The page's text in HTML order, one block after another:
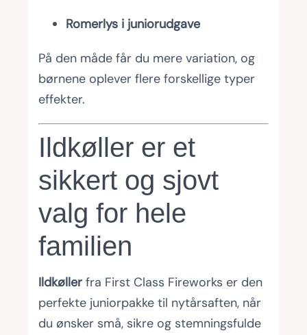
Romerlys i juniorudgave
På den måde får du mere variation, og
børnene oplever flere forskellige typer
effekter.
Ildkøller er et
sikkert og sjovt
valg for hele
familien
Ildkøllerfra First Class Fireworks er den
perfekte juniorpakke til nytårsaften, når
du ønsker små, sikre og stemningsfulde